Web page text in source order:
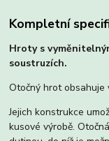
Kompletní
Hroty s
soustruzích.
Otočný hrot obsahuje
Jejich konstrukce
kusové výrobě.